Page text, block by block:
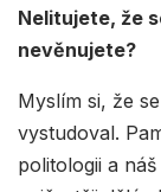
Nelitujete, že
nevěnujete?
Myslím si, že
vystudoval.
politologii a